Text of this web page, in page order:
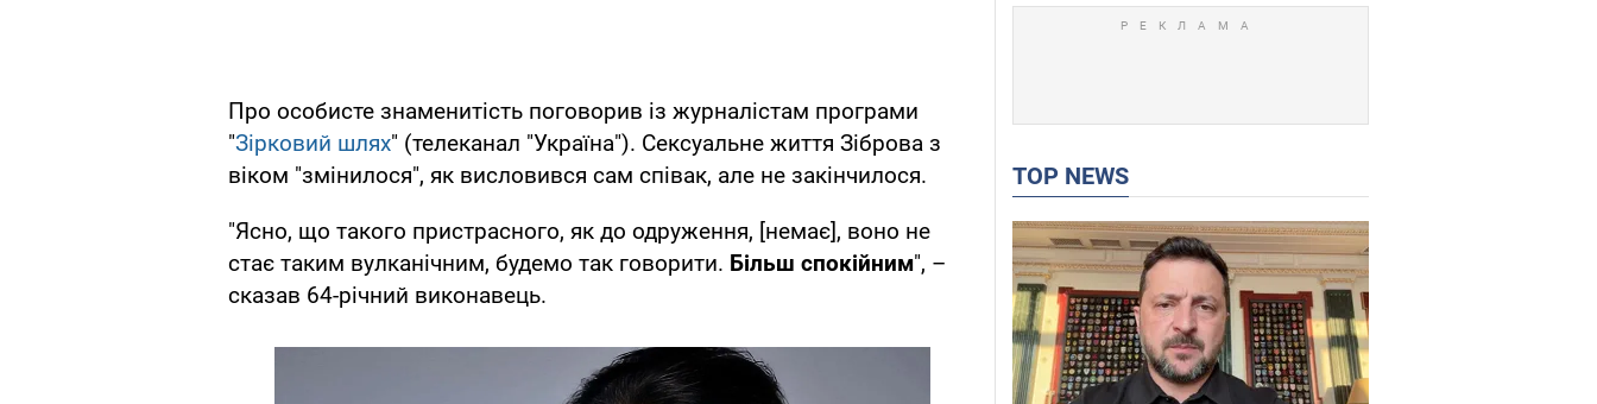
Про особисте знаменитість поговорив із журналістам програми
"Зірковий шлях" (телеканал "Україна"). Сексуальне життя Зіброва з
віком "змінилося", як висловився сам співак, але не закінчилося.
"Ясно, що такого пристрасного, як до одруження, [немає], воно не
стає таким вулканічним, будемо так говорити. Більш спокійним", –
сказав 64-річний виконавець.
TOP NEWS